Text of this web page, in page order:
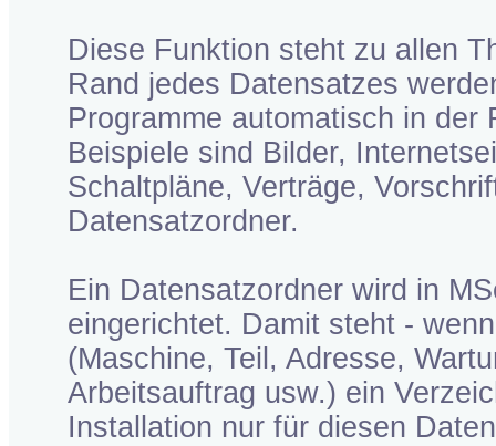
Diese Funktion steht zu allen
Rand jedes Datensatzes
Programme automatisch in
Beispiele sind Bilder,
Schaltpläne, Verträge,
Datensatzordner.
Ein Datensatzordner wird in
eingerichtet. Damit steht -
(Maschine, Teil, Adresse,
Arbeitsauftrag usw.) ein
Installation nur für diesen